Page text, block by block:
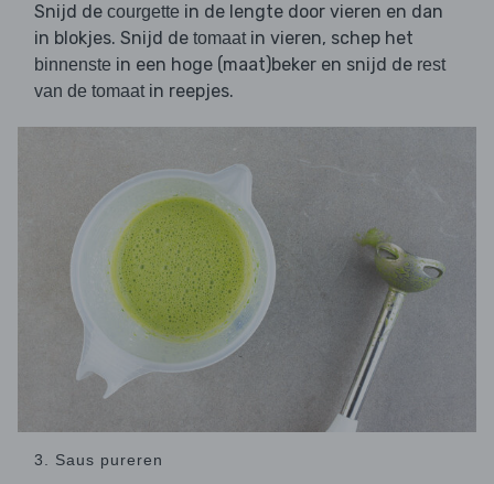
Snijd de courgette in de lengte door vieren en dan
in blokjes. Snijd de tomaatin vieren, schep het
binnenste in een hoge (maat)beker en snijd de rest
van de tomaatin reepjes.
3. Saus pureren